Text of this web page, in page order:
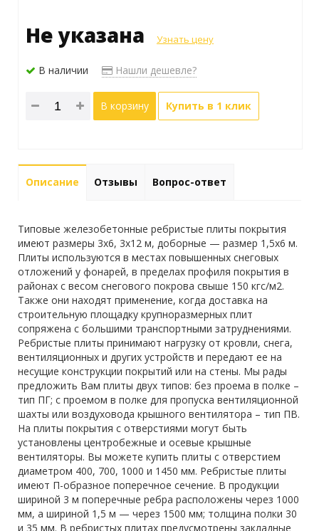
Не указана Узнать цену
В наличии Нашли дешевле?
В корзину Купить в 1 клик
Описание Отзывы Вопрос-ответ
Типовые железобетонные ребристые плиты покрытия
имеют размеры 3х6, 3х12 м, доборные — размер 1,5х6 м.
Плиты используются в местах повышенных снеговых
отложений у фонарей, в пределах профиля покрытия в
районах с весом снегового покрова свыше 150 кгс/м2.
Также они находят применение, когда доставка на
строительную площадку крупноразмерных плит
сопряжена с большими транспортными затруднениями.
Ребристые плиты принимают нагрузку от кровли, снега,
вентиляционных и других устройств и передают ее на
несущие конструкции покрытий или на стены. Мы рады
предложить Вам плиты двух типов: без проема в полке –
тип ПГ; с проемом в полке для пропуска вентиляционной
шахты или воздуховода крышного вентилятора – тип ПВ.
На плиты покрытия с отверстиями могут быть
установлены центробежные и осевые крышные
вентиляторы. Вы можете купить плиты с отверстием
диаметром 400, 700, 1000 и 1450 мм. Ребристые плиты
имеют П-образное поперечное сечение. В продукции
шириной 3 м поперечные ребра расположены через 1000
мм, а шириной 1,5 м — через 1500 мм; толщина полки 30
и 35 мм. В ребристых плитах предусмотрены закладные